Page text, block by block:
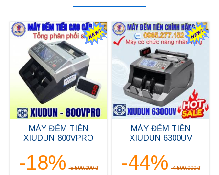
MÁY ĐẾM TIỀN
XIUDUN 800VPRO
-18% 5.500.000 đ
MÁY ĐẾM TIỀN
XIUDUN 6300UV
-44% 4.500.000 đ